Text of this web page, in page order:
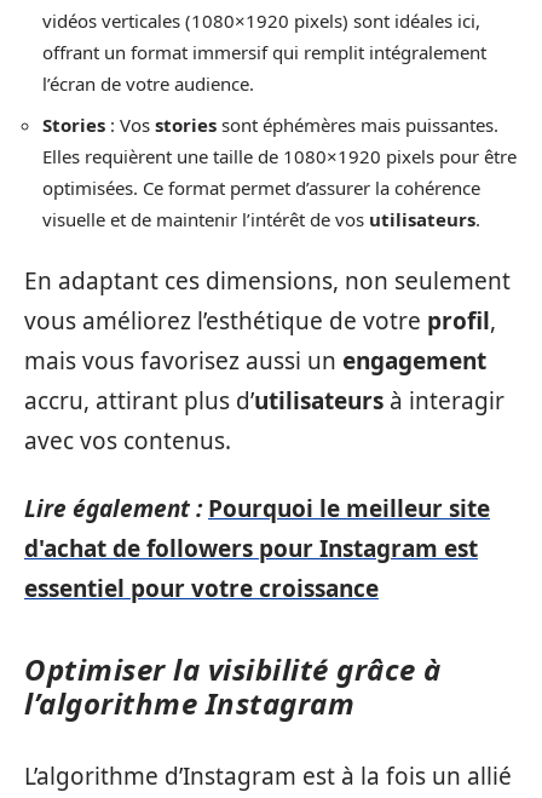
vidéos verticales (1080×1920 pixels) sont idéales ici,
offrant un format immersif qui remplit intégralement
l’écran de votre audience.
Stories : Vos stories sont éphémères mais puissantes.
Elles requièrent une taille de 1080×1920 pixels pour être
optimisées. Ce format permet d’assurer la cohérence
visuelle et de maintenir l’intérêt de vos utilisateurs.
En adaptant ces dimensions, non seulement
vous améliorez l’esthétique de votre profil,
mais vous favorisez aussi un engagement
accru, attirant plus d’utilisateurs à interagir
avec vos contenus.
Lire également : Pourquoi le meilleur site
d'achat de followers pour Instagram est
essentiel pour votre croissance
Optimiser la visibilité grâce à
l’algorithme Instagram
L’algorithme d’Instagram est à la fois un allié